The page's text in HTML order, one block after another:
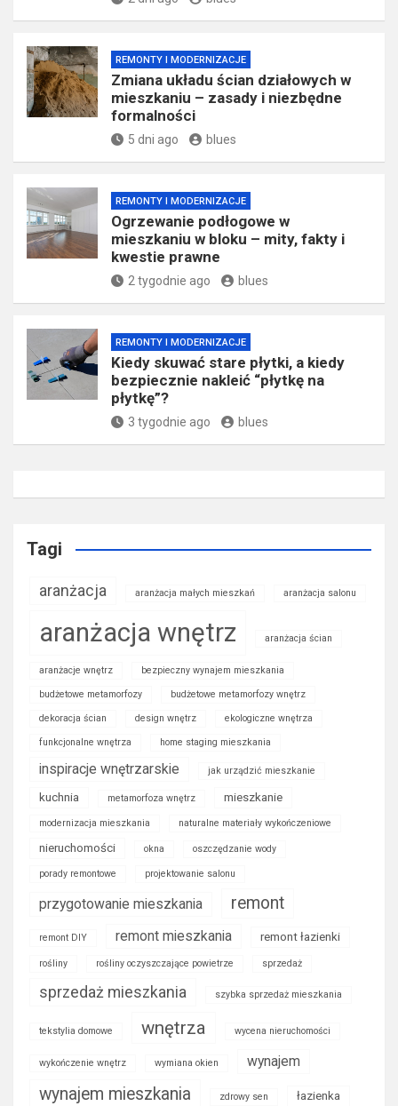
REMONTY I MODERNIZACJE
Zmiana układu ścian działowych w
mieszkaniu – zasady i niezbędne
formalności
5 dni ago blues
REMONTY I MODERNIZACJE
Ogrzewanie podłogowe w
mieszkaniu w bloku – mity, fakty i
kwestie prawne
2 tygodnie ago blues
REMONTY I MODERNIZACJE
Kiedy skuwać stare płytki, a kiedy
bezpiecznie nakleić “płytkę na
płytkę”?
3 tygodnie ago blues
Tagi
aranżacja aranżacja małych mieszkań aranżacja salonu
aranżacja wnętrz aranżacja ścian
aranżacje wnętrz bezpieczny wynajem mieszkania
budżetowe metamorfozy budżetowe metamorfozy wnętrz
dekoracja ścian design wnętrz ekologiczne wnętrza
funkcjonalne wnętrza home staging mieszkania
inspiracje wnętrzarskie jak urządzić mieszkanie
kuchnia metamorfoza wnętrz mieszkanie
modernizacja mieszkania naturalne materiały wykończeniowe
nieruchomości okna oszczędzanie wody
porady remontowe projektowanie salonu
przygotowanie mieszkania remont
remont DIY remont mieszkania remont łazienki
rośliny rośliny oczyszczające powietrze sprzedaż
sprzedaż mieszkania szybka sprzedaż mieszkania
tekstylia domowe wnętrza wycena nieruchomości
wykończenie wnętrz wymiana okien wynajem
wynajem mieszkania zdrowy sen łazienka